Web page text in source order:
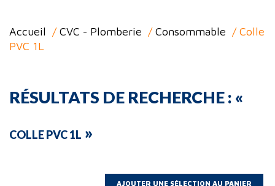
Accueil /CVC - Plomberie /Consommable / Colle
PVC 1L
RÉSULTATS DE RECHERCHE : «
COLLE PVC 1L »